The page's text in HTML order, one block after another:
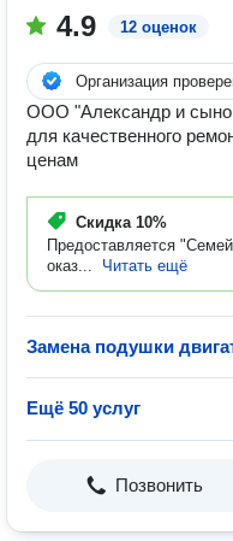
4.9 12 оценок
Организация
ООО "Александр и
для качественного
ценам
Скидка 10%
Предоставляется
оказ...
Читать ещё
Замена подушки
Ещё 50 услуг
Позвонить